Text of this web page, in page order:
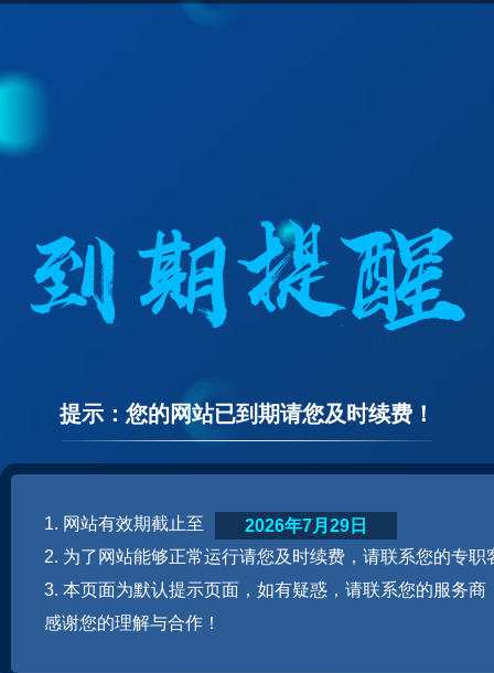
提示：您的网站已到期请您及时续费！
1. 网站有效期截止至
2. 为了网站能够正常运行请您及时续费，请联系您的专职
3. 本页面为默认提示页面，如有疑惑，请联系您的服务商
感谢您的理解与合作！
2026年7月29日